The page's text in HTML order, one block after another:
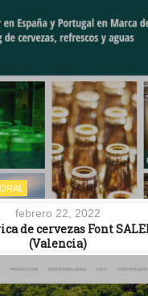
febrero 22, 2022
de cervezas Font
(Valencia)